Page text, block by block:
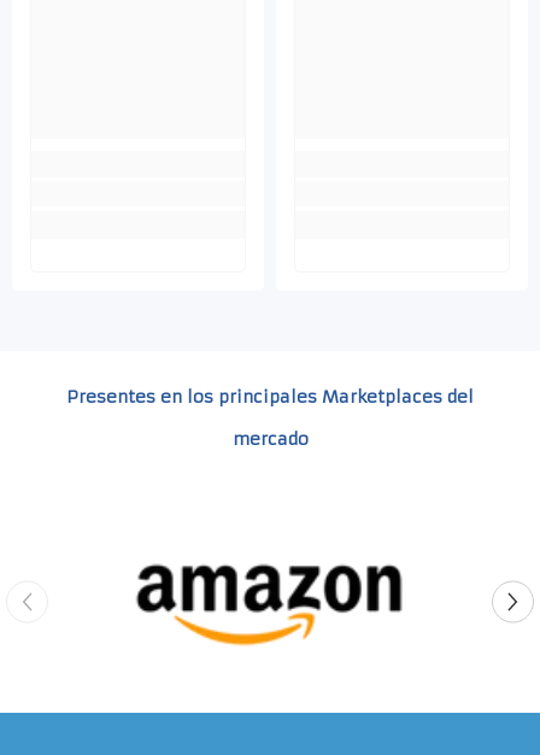
Presentes en los principales Marketplaces del
mercado